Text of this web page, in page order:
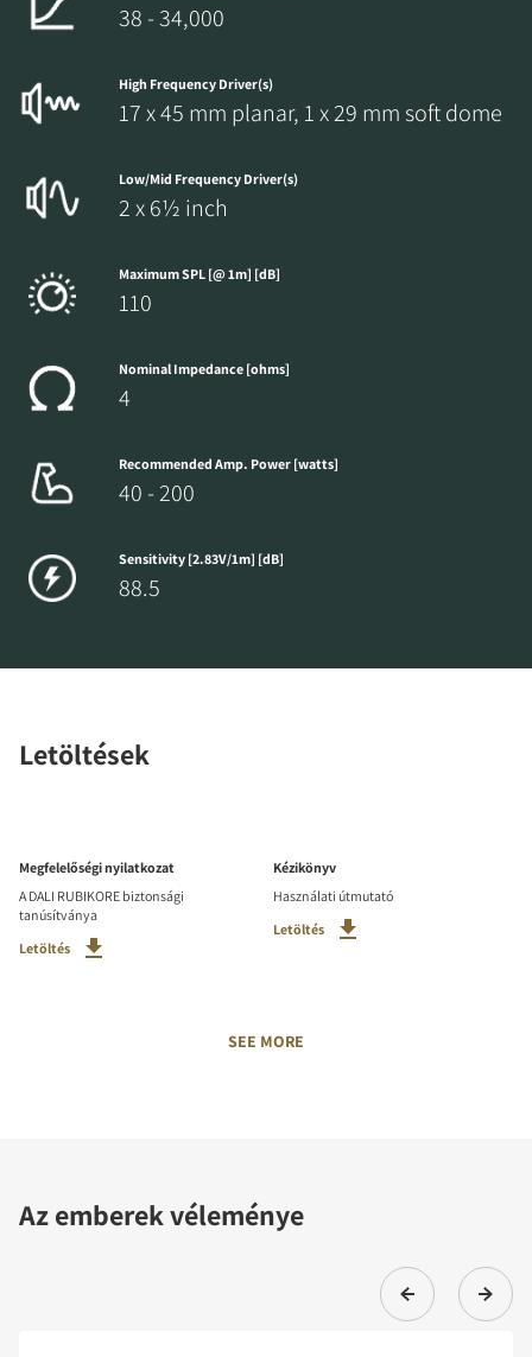
38 - 34,000
High Frequency Driver(s)
17 x 45 mm planar, 1 x 29 mm soft dome
Low/Mid Frequency Driver(s)
2 x 6½ inch
Maximum SPL [@ 1m] [dB]
110
Nominal Impedance [ohms]
4
Recommended Amp. Power [watts]
40 - 200
Sensitivity [2.83V/1m] [dB]
88.5
Letöltések
Megfelelőségi nyilatkozat
A DALI RUBIKORE biztonsági
tanúsítványa
Letöltés
Kézikönyv
Használati útmutató
Letöltés
SEE MORE
Az emberek véleménye